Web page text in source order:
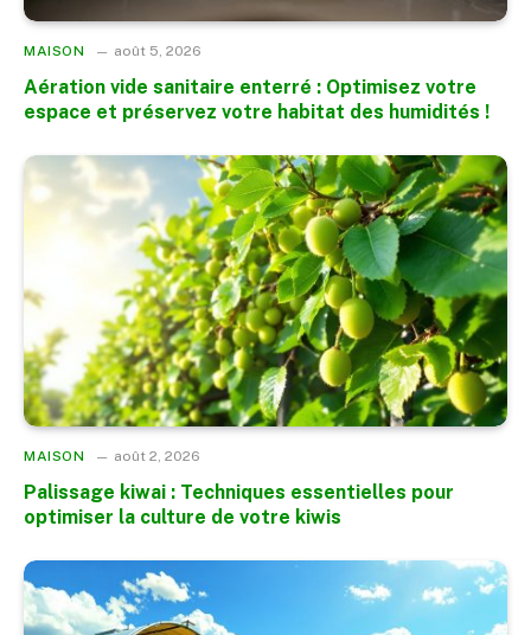
MAISON août 5, 2026
Aération vide sanitaire enterré : Optimisez votre
espace et préservez votre habitat des humidités !
MAISON août 2, 2026
Palissage kiwai : Techniques essentielles pour
optimiser la culture de votre kiwis